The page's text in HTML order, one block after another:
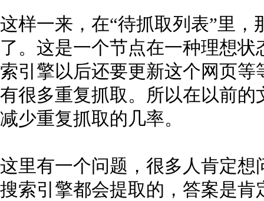
这样一来，在“待抓取列表”里
了。这是一个节点在一种理想
索引擎以后还要更新这个网页
有很多重复抓取。所以在以前
减少重复抓取的几率。
这里有一个问题，很多人肯定
搜索引擎都会提取的，答案是肯